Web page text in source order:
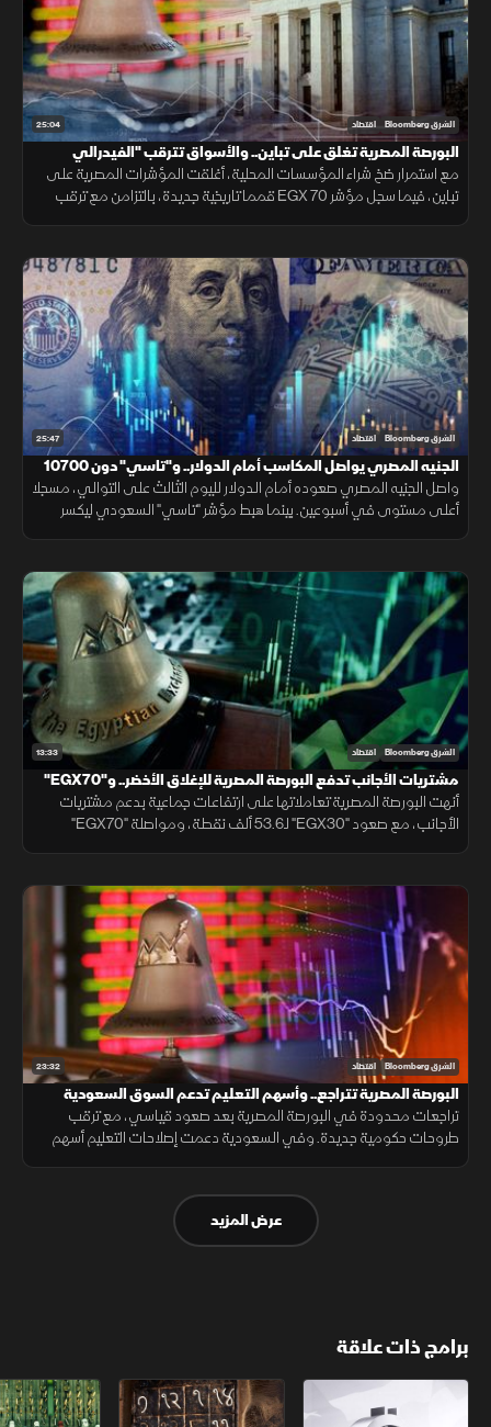
25:04 الشرق Bloomberg اقتصاد
البورصة المصرية تغلق على تباين.. والأسواق تترقب "الفيدرالي
مع استمرار ضخ شراء المؤسسات المحلية، أغلقت المؤشرات المصرية على
تباين، فيما سجل مؤشر EGX 70 قمما تاريخية جديدة، بالتزامن مع ترقب
25:47 الشرق Bloomberg اقتصاد
الجنيه المصري يواصل المكاسب أمام الدولار.. و"تاسي" دون 10700
نقطة
واصل الجنيه المصري صعوده أمام الدولار لليوم الثالث على التوالي، مسجلا
أعلى مستوى في أسبوعين. بينما هبط مؤشر "تاسي" السعودي ليكسر
13:33 الشرق Bloomberg اقتصاد
مشتريات الأجانب تدفع البورصة المصرية للإغلاق الأخضر.. و"EGX70"
يتألق
أنهت البورصة المصرية تعاملاتها على ارتفاعات جماعية بدعم مشتريات
الأجانب، مع صعود "EGX30" لـ53.6 ألف نقطة، ومواصلة "EGX70"
23:32 الشرق Bloomberg اقتصاد
البورصة المصرية تتراجع.. وأسهم التعليم تدعم السوق السعودية
تراجعات محدودة في البورصة المصرية بعد صعود قياسي، مع ترقب
طروحات حكومية جديدة. وفي السعودية دعمت إصلاحات التعليم أسهم
عرض المزيد
برامج ذات علاقة
الأسواق الأميركية ملحمة الأرقام سلاسل